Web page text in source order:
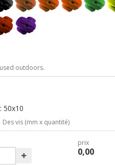
outdoors.
50x10
Des vis (mm x quantité)
prix
0,00